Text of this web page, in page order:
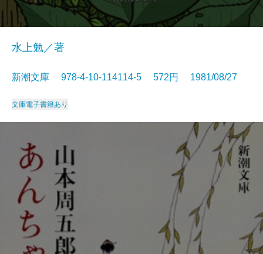
水上勉／著
新潮文庫 978-4-10-114114-5 572円 1981/08/27
文庫電子書籍あり